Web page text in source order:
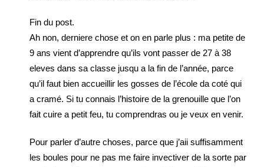
Fin du post.
Ah non, derniere chose et on en parle plus : ma petite de
9 ans vient d’apprendre qu’ils vont passer de 27 à 38
eleves dans sa classe jusqu a la fin de l’année, parce
qu’il faut bien accueillir les gosses de l’école da coté qui
a cramé. Si tu connais l’histoire de la grenouille que l’on
fait cuire a petit feu, tu comprendras ou je veux en venir.
Pour parler d’autre choses, parce que j’aii suffisamment
les boules pour ne pas me faire invectiver de la sorte par